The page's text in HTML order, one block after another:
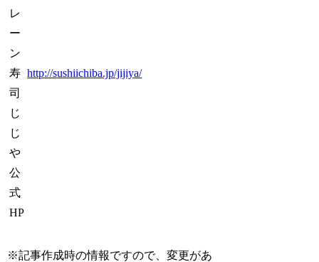
レ
ー
ン
寿
司
じ
じ
や
公
式
HP
http://sushiichiba.jp/jijiya/
※記事作成時の情報ですので、変更があ